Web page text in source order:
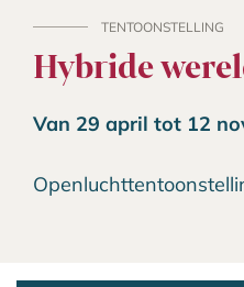
Hybride
TENTOONSTELLING
Van 29 april tot 12